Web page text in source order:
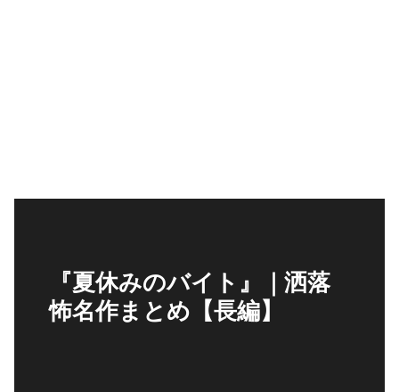
『夏休みのバイト』｜洒落
怖名作まとめ【長編】